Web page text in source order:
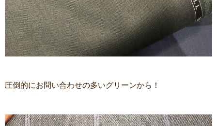
圧倒的にお問い合わせの多いグリーンから！